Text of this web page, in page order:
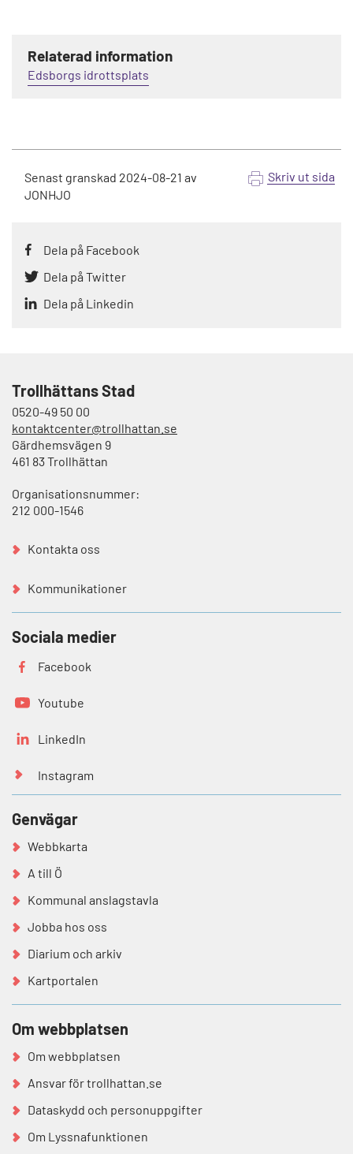
Relaterad information
Edsborgs idrottsplats
Senast granskad 2024-08-21 av
JONHJO
Skriv ut sida
Dela på Facebook
Dela på Twitter
Dela på Linkedin
Trollhättans Stad
0520-49 50 00
kontaktcenter@trollhattan.se
Gärdhemsvägen 9
461 83 Trollhättan
Organisationsnummer:
212 000-1546
Kontakta oss
Kommunikationer
Sociala medier
Facebook
Youtube
LinkedIn
Instagram
Genvägar
Webbkarta
A till Ö
Kommunal anslagstavla
Jobba hos oss
Diarium och arkiv
Kartportalen
Om webbplatsen
Om webbplatsen
Ansvar för trollhattan.se
Dataskydd och personuppgifter
Om Lyssnafunktionen